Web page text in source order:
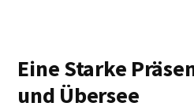
Eine Starke
und Übersee